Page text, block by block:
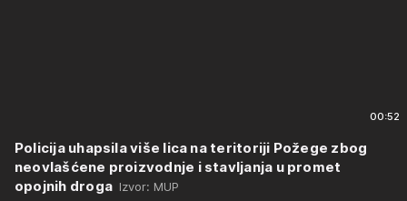
00:52
Policija uhapsila više lica na teritoriji Požege zbog
neovlašćene proizvodnje i stavljanja u promet
opojnih droga Izvor: MUP